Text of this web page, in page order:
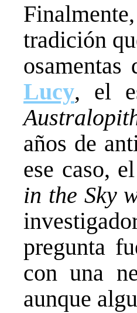
tradición
osamentas
Lucy, el
años de
ese caso,
in the Sky
pregunta
con una
aunque